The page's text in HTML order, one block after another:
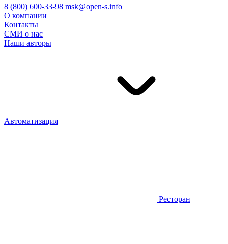
8 (800) 600-33-98 msk@open-s.info
О компании
Контакты
СМИ о нас
Наши авторы
Автоматизация
Ресторан